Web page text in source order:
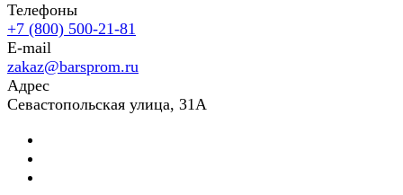
Телефоны
+7 (800) 500-21-81
E-mail
zakaz@barsprom.ru
Адрес
Севастопольская улица, 31А